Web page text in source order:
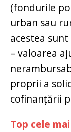
(fondurile
urban sau
acestea
– valoarea
proprii a
cofinanțării
Top cele